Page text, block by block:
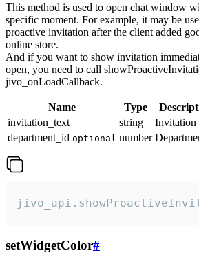
This method is used to open chat window
specific moment. For example, it may be
proactive invitation after the client added
online store.
And if you want to show invitation
open, you need to call
jivo_onLoadCallback.
Name Type
invitation_text
string
Invitation
department_id optional number
setWidgetColor#